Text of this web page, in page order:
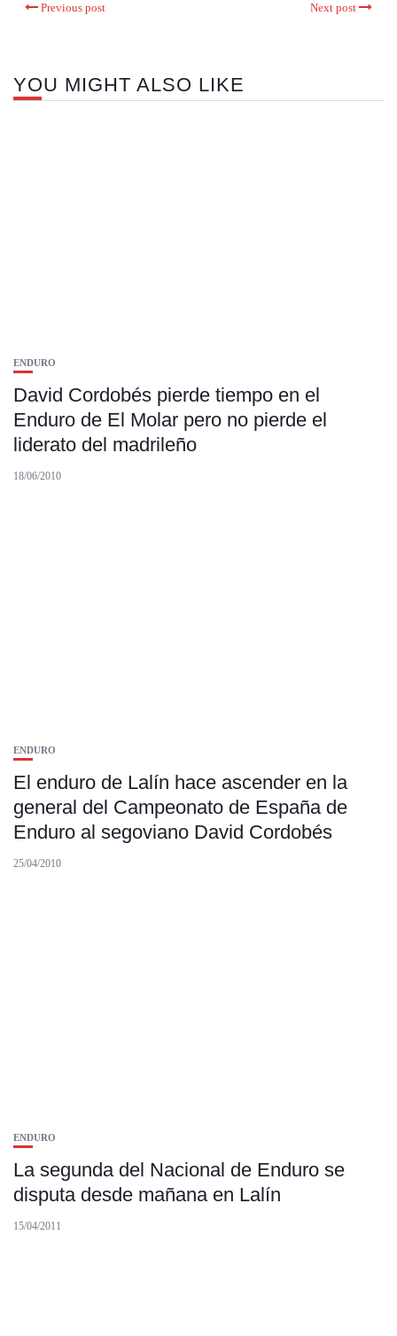
Previous post Next post
YOU MIGHT ALSO LIKE
ENDURO
David Cordobés pierde tiempo en el
Enduro de El Molar pero no pierde el
liderato del madrileño
18/06/2010
ENDURO
El enduro de Lalín hace ascender en la
general del Campeonato de España de
Enduro al segoviano David Cordobés
25/04/2010
ENDURO
La segunda del Nacional de Enduro se
disputa desde mañana en Lalín
15/04/2011